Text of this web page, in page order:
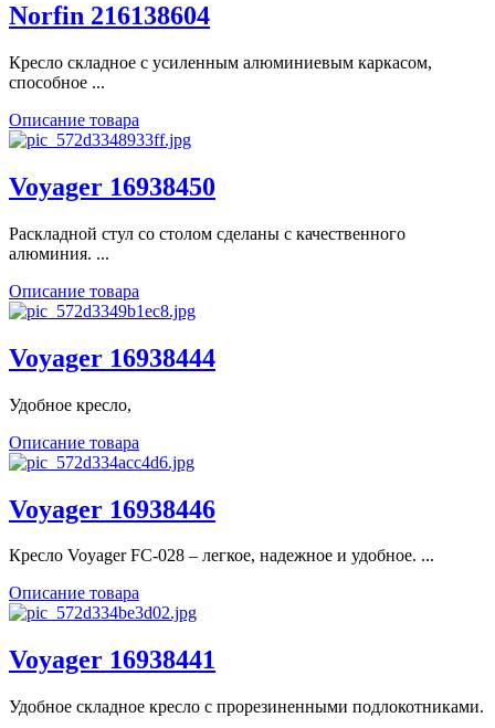
Norfin 216138604
Кресло складное с усиленным алюминиевым каркасом,
способное ...
Описание товара
Voyager 16938450
Раскладной стул со столом сделаны с качественного
алюминия. ...
Описание товара
Voyager 16938444
Удобное кресло,
Описание товара
Voyager 16938446
Кресло Voyager FC-028 – легкое, надежное и удобное. ...
Описание товара
Voyager 16938441
Удобное складное кресло с прорезиненными подлокотниками.